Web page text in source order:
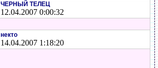
ЧЕРНЫЙ ТЕЛЕЦ
12.04.2007 0:00:32
некто
14.04.2007 1:18:20